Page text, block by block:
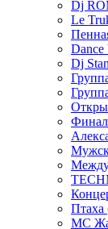
Dj
Le
Dance
Dj
Финал
Птаха
МС